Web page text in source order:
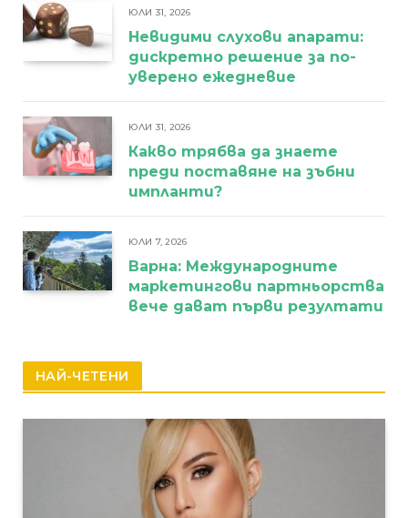
ЮЛИ 31, 2026
Невидими слухови апарати:
дискретно решение за по-
уверено ежедневие
ЮЛИ 31, 2026
Какво трябва да знаете
преди поставяне на зъбни
импланти?
ЮЛИ 7, 2026
Варна: Международните
маркетингови партньорства
вече дават първи резултати
НАЙ-ЧЕТЕНИ